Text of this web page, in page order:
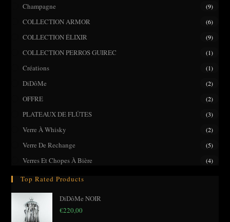
Champagne (9)
COLLECTION ARMOR (6)
COLLECTION ÉLIXIR (9)
COLLECTION PERROS GUIREC (1)
Créations (1)
DiDôMe (2)
OFFRE (2)
PLATEAUX DE FLÛTES (3)
Verre À Whisky (2)
Verre De Rechange (5)
Verres Et Chopes À Bière (4)
Top Rated Products
DiDôMe NOIR
€220,00